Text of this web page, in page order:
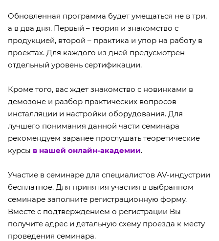
Обновленная программа будет умещаться не в три,
а в два дня. Первый – теория и знакомство с
продукцией, второй – практика и упор на работу в
проектах. Для каждого из дней предусмотрен
отдельный уровень сертификации.
Кроме того, вас ждет знакомство с новинками в
демозоне и разбор практических вопросов
инсталляции и настройки оборудования. Для
лучшего понимания данной части семинара
рекомендуем заранее прослушать теоретические
курсы в нашей онлайн-академии.
Участие в семинаре для специалистов AV-индустрии
бесплатное. Для принятия участия в выбранном
семинаре заполните регистрационную форму.
Вместе с подтверждением о регистрации Вы
получите адрес и детальную схему проезда к месту
проведения семинара.